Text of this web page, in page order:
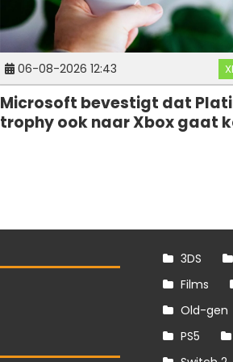
06-08-2026 12:43
Microsoft bevestigt dat
trophy ook naar Xbox gaat
3DS
Films
Old-gen
PS5